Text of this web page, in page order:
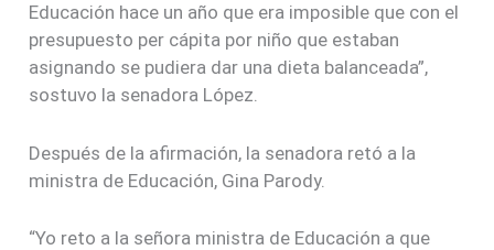
Educación hace un año que era imposible que con el
presupuesto per cápita por niño que estaban
asignando se pudiera dar una dieta balanceada”,
sostuvo la senadora López.
Después de la afirmación, la senadora retó a la
ministra de Educación, Gina Parody.
“Yo reto a la señora ministra de Educación a que